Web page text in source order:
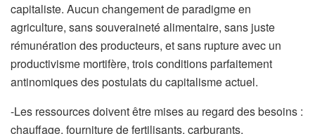
capitaliste. Aucun changement de paradigme en
agriculture, sans souveraineté alimentaire, sans juste
rémunération des producteurs, et sans rupture avec un
productivisme mortifère, trois conditions parfaitement
antinomiques des postulats du capitalisme actuel.
-Les ressources doivent être mises au regard des besoins :
chauffage, fourniture de fertilisants, carburants,